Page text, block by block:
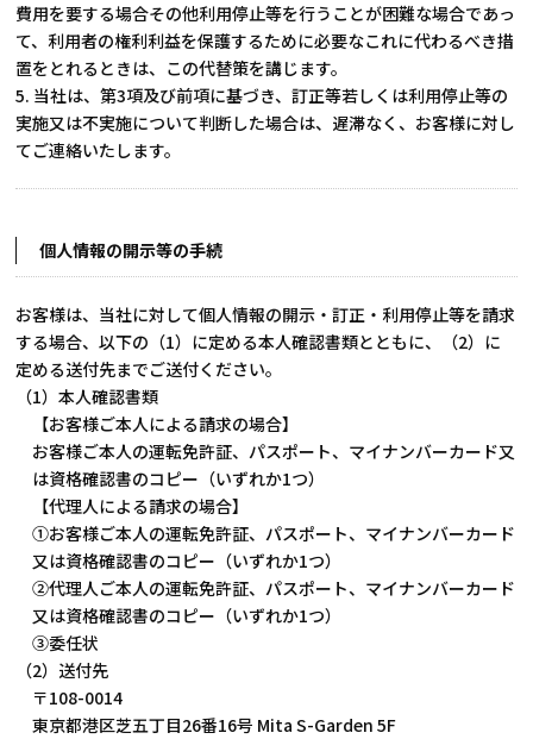
費用を要する場合その他利用停止等を行うことが困難な場合であっ
て、利用者の権利利益を保護するために必要なこれに代わるべき措
置をとれるときは、この代替策を講じます。
5. 当社は、第3項及び前項に基づき、訂正等若しくは利用停止等の
実施又は不実施について判断した場合は、遅滞なく、お客様に対し
てご連絡いたします。
個人情報の開示等の手続
お客様は、当社に対して個人情報の開示・訂正・利用停止等を請求
する場合、以下の（1）に定める本人確認書類とともに、（2）に
定める送付先までご送付ください。
（1）本人確認書類
【お客様ご本人による請求の場合】
お客様ご本人の運転免許証、パスポート、マイナンバーカード又
は資格確認書のコピー（いずれか1つ）
【代理人による請求の場合】
①お客様ご本人の運転免許証、パスポート、マイナンバーカード
又は資格確認書のコピー（いずれか1つ）
②代理人ご本人の運転免許証、パスポート、マイナンバーカード
又は資格確認書のコピー（いずれか1つ）
③委任状
（2）送付先
〒108-0014
東京都港区芝五丁目26番16号 Mita S-Garden 5F